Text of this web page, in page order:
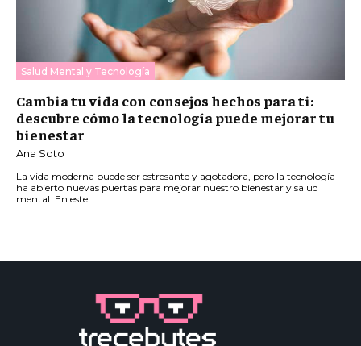
Salud Mental y Tecnología
Cambia tu vida con consejos hechos para ti:
descubre cómo la tecnología puede mejorar tu
bienestar
Ana Soto
La vida moderna puede ser estresante y agotadora, pero la tecnología
ha abierto nuevas puertas para mejorar nuestro bienestar y salud
mental. En este...